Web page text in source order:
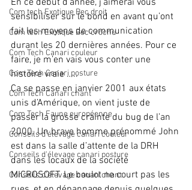
Com tech Exotique Bec droit
Com tech Exotique Bec crochu
Com Tech Canari couleur
Com Tech Canari posture
Com Tech Canari chant
Com Tech Faune européenne
Conseils d'élevage canari couleur
Conseils d'élevage canari posture
Conseils d'élevage canari chant
En ce début d’année, j’aimerai vous
sensibiliser sur le bond en avant qu’ont
fait les moyens de communication
durant les 20 dernières années. Pour ce
faire, je m’en vais vous conter une
histoire vraie …..
Ça se passe en janvier 2001 aux états
unis d’Amérique, on vient juste de
passer la grosse crainte du bug de l’an
2000. Un brave homme prénommé John
est dans la salle d’attente de la DRH
dans les locaux de la société
MICROSOFT. Le boulot ne court pas les